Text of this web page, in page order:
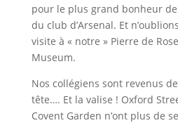
pour le plus grand bonheur
du club d’Arsenal. Et
visite à « notre » Pierre de
Museum.
Nos collégiens sont revenus
tête…. Et la valise ! Oxford
Covent Garden n’ont plus de